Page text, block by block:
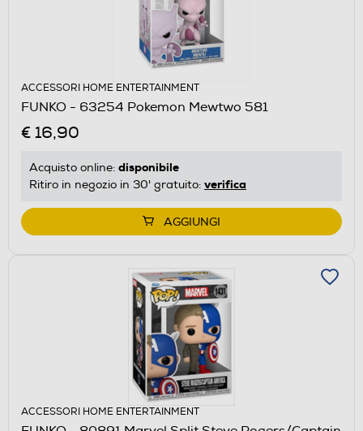
ACCESSORI HOME ENTERTAINMENT
FUNKO - 63254 Pokemon Mewtwo 581
€ 16,90
Acquisto online: disponibile
Ritiro in negozio in 30' gratuito: verifica
AGGIUNGI
ACCESSORI HOME ENTERTAINMENT